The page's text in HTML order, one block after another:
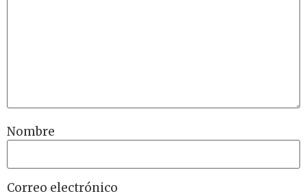
Nombre
Correo electrónico